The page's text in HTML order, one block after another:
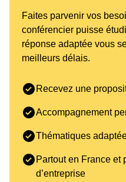
Faites parvenir vos
conférencier puisse
réponse adaptée vous
meilleurs délais.
Recevez une
Accompagnement
Thématiques
Partout en France et
d’entreprise